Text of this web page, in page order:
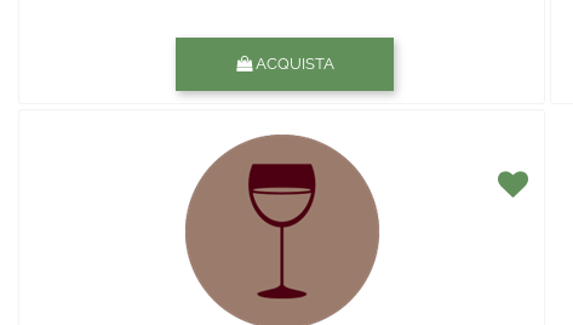
ACQUISTA